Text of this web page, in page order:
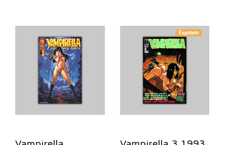
Esgotado